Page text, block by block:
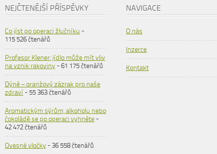
NEJČTENĚJŠÍ PŘÍSPĚVKY
Co jíst po operaci žlučníku -
115 526 čtenářů
Profesor Klener: jídlo může mít vliv
na vznik rakoviny- 61 175 čtenářů
Dýně – oranžový zázrak pro naše
zdraví- 55 363 čtenářů
Aromatickým sýrům, alkoholu nebo
čokoládě se po operaci vyhněte-
42 472 čtenářů
Ovesné vločky- 36 558 čtenářů
NAVIGACE
O nás
Inzerce
Kontakt